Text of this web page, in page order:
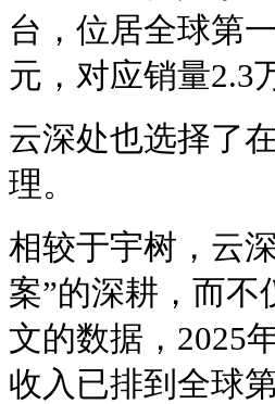
台，位居全球第
元，对应销量2.3
云深处也选择了
理。
相较于宇树，云
案”的深耕，而
文的数据，2025
收入已排到全球